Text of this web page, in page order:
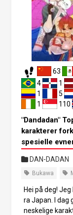
63
4
1
1
5
1
110
"Dandadan"
karakterer
spesielle
DAN-DADAN
Bukawa
Hei på deg!
ra Japan. I dag
neskelige